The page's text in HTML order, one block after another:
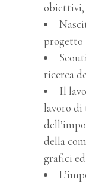
obiettivi,
progetto
ricerca
Il
lavoro di
della
grafici